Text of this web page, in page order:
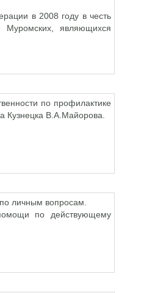
в 2008 году в честь
Муромских, являющихся
по профилактике
Кузнецка В.А.Майорова.
личным вопросам.
по действующему